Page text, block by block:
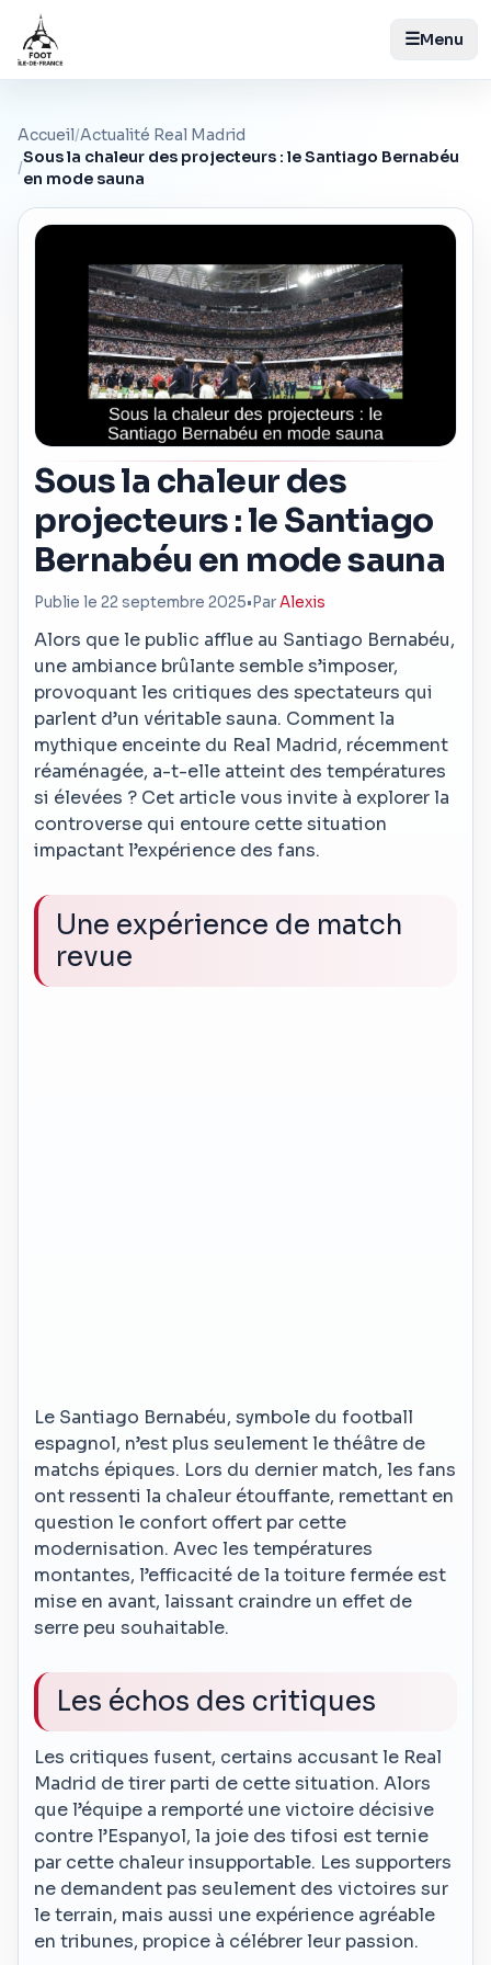
☰Menu
Accueil/Actualité Real Madrid
/
Sous la chaleur des projecteurs : le Santiago Bernabéu
en mode sauna
Sous la chaleur des
projecteurs : le Santiago
Bernabéu en mode sauna
Publie le 22 septembre 2025• ParAlexis
Alors que le public afflue au Santiago Bernabéu,
une ambiance brûlante semble s’imposer,
provoquant les critiques des spectateurs qui
parlent d’un véritable sauna. Comment la
mythique enceinte du Real Madrid, récemment
réaménagée, a-t-elle atteint des températures
si élevées ? Cet article vous invite à explorer la
controverse qui entoure cette situation
impactant l’expérience des fans.
Une expérience de match
revue
Le Santiago Bernabéu, symbole du football
espagnol, n’est plus seulement le théâtre de
matchs épiques. Lors du dernier match, les fans
ont ressenti la chaleur étouffante, remettant en
question le confort offert par cette
modernisation. Avec les températures
montantes, l’efficacité de la toiture fermée est
mise en avant, laissant craindre un effet de
serre peu souhaitable.
Les échos des critiques
Les critiques fusent, certains accusant le Real
Madrid de tirer parti de cette situation. Alors
que l’équipe a remporté une victoire décisive
contre l’Espanyol, la joie des tifosi est ternie
par cette chaleur insupportable. Les supporters
ne demandent pas seulement des victoires sur
le terrain, mais aussi une expérience agréable
en tribunes, propice à célébrer leur passion.